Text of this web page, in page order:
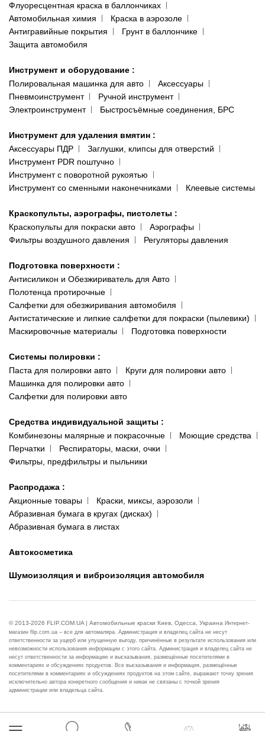
Флуоресцентная краска в баллончиках
Автомобильная химия
Краска в аэрозоле
Антигравийные покрытия
Грунт в баллончике
Защита автомобиля
Инструмент и оборудование :
Полировальная машинка для авто
Аксессуары
Пневмоинструмент
Ручной инструмент
Электроинструмент
Быстросъёмные соединения, БРС
Инструмент для удаления вмятин :
Аксессуары ПДР
Заглушки, клипсы для отверстий
Инструмент PDR поштучно
Инструмент с поворотной рукоятью
Инструмент со сменными наконечниками
Клеевые системы
Краскопульты, аэрографы, пистолеты :
Краскопульты для покраски авто
Аэрографы
Фильтры воздушного давления
Регуляторы давления
Подготовка поверхности :
Антисиликон и Обезжириватель для Авто
Полотенца протирочные
Салфетки для обезжиривания автомобиля
Антистатические и липкие салфетки для покраски (пылевики)
Маскировочные материалы
Подготовка поверхности
Системы полировки :
Паста для полировки авто
Круги для полировки авто
Машинка для полировки авто
Салфетки для полировки авто
Средства индивидуальной защиты :
Комбинезоны малярные и покрасочные
Моющие средства
Перчатки
Респираторы, маски, очки
Фильтры, предфильтры и пыльники
Распродажа :
Акционные товары
Краски, миксы, аэрозоли
Абразивная бумага в кругах (дисках)
Абразивная бумага в листах
Автокосметика
Шумоизоляция и виброизоляция автомобиля
© 2013-2026 FLIP.COM.UA | Автомобильные краски Киев, Одесса, Украина Интернет-
магазин flip.com.ua – все для автомаляра. Администрация и владелец сайта не несут
ответственности за ущерб или упущенную выгоду, причинённые в результате использования или
невозможности использования информации с этого сайта. Администрация и владелец сайта не
несут ответственности за информацию и высказывания, размещённые посетителями в
комментариях и обсуждениях продуктов. Все высказывания и информация, размещённые
посетителями в комментариях и обсуждениях продуктов на этом сайте, выражают точку зрения
исключительно автора конкретного сообщения и никак не связаны с точкой зрения
администрации или владельца сайта.